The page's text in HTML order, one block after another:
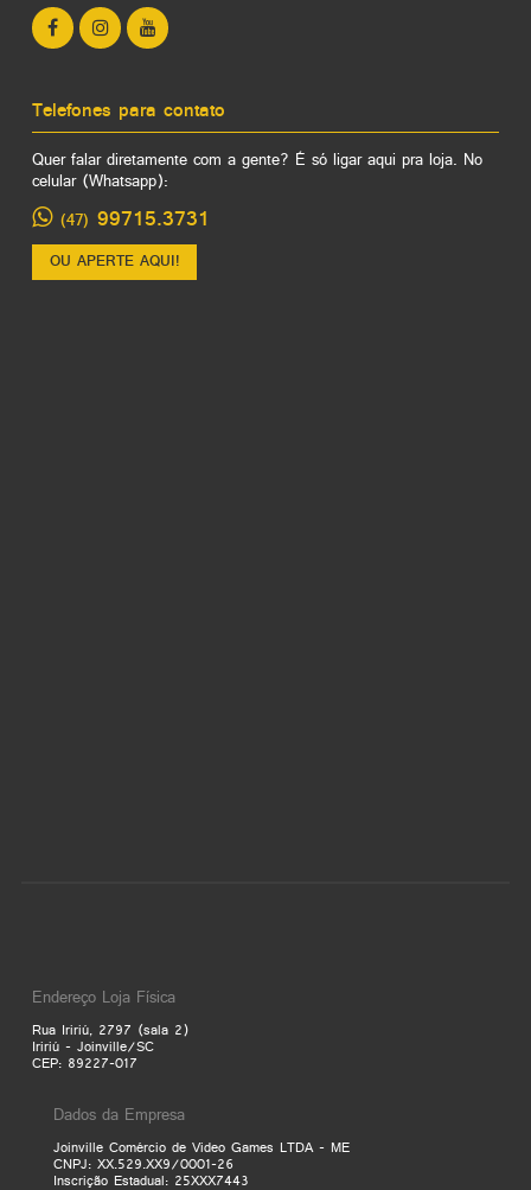
Telefones para contato
Quer falar diretamente com a gente? É só ligar aqui pra loja. No
celular (Whatsapp):
(47) 99715.3731
OU APERTE AQUI!
Endereço Loja Física
Rua Iririú, 2797 (sala 2)
Iririú - Joinville/SC
CEP: 89227-017
Dados da Empresa
Joinville Comércio de Video Games LTDA - ME
CNPJ: XX.529.XX9/0001-26
Inscrição Estadual: 25XXX7443